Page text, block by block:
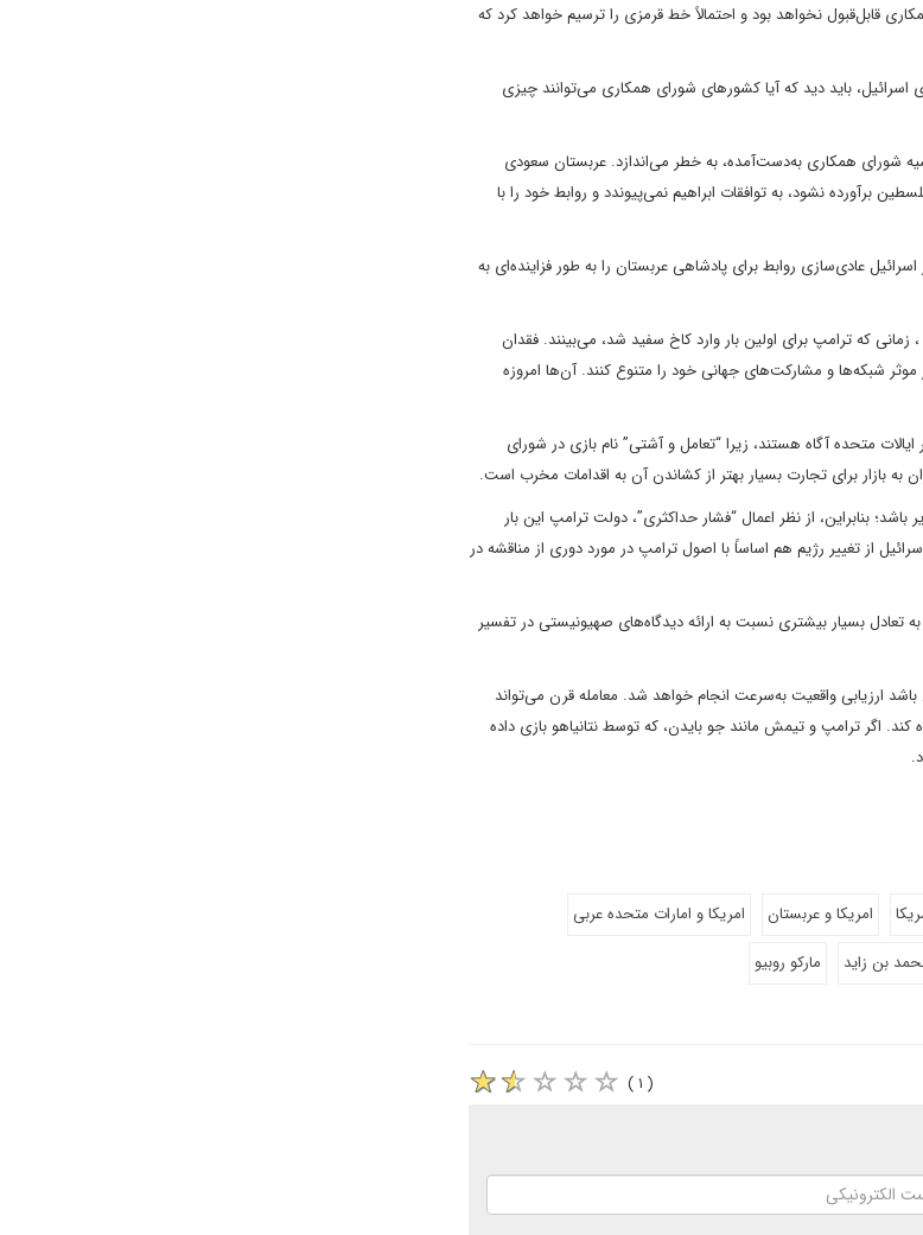
قابل‌قبول نخواهد بود و احتمالاً خط قرمزی را ترسیم خواهد کرد که
باید دید که آیا کشورهای شورای همکاری می‌توانند چیزی
شورای همکاری به‌دست‌آمده، به خطر می‌اندازد. عربستان سعودی
برآورده نشود، به توافقات ابراهیم نمی‌پیوندد و روابط خود را با
عادی‌سازی روابط برای پادشاهی عربستان را به طور فزاینده‌ای به
در مورد ایران، کشورهای شورای همکاری خود را در موقعیت متفاوتی نسبت به سال 2017 ، زمانی که ترامپ برای اولین بار وارد کاخ سفید شد، می‌بینند. فقدان
شبکه‌ها و مشارکت‌های جهانی خود را متنوع کنند. آن‌ها امروزه
متحده آگاه هستند، زیرا “تعامل و آشتی” نام بازی در شورای
بازار برای تجارت بسیار بهتر از کشاندن آن به اقدامات مخرب است.
بنابراین، از نظر اعمال “فشار حداکثری”، دولت ترامپ این بار
از تغییر رژیم هم اساساً با اصول ترامپ در مورد دوری از مناقشه در
تعادل بسیار بیشتری نسبت به ارائه دیدگاه‌های صهیونیستی در تفسیر
ارزیابی واقعیت به‌سرعت انجام خواهد شد. معامله قرن می‌تواند
کند. اگر ترامپ و تیمش مانند جو بایدن، که توسط نتانیاهو بازی داده
امریکا و عربستان
امریکا و امارات متحده عربی
بن زاید مارکو روبیو
( ۱ )